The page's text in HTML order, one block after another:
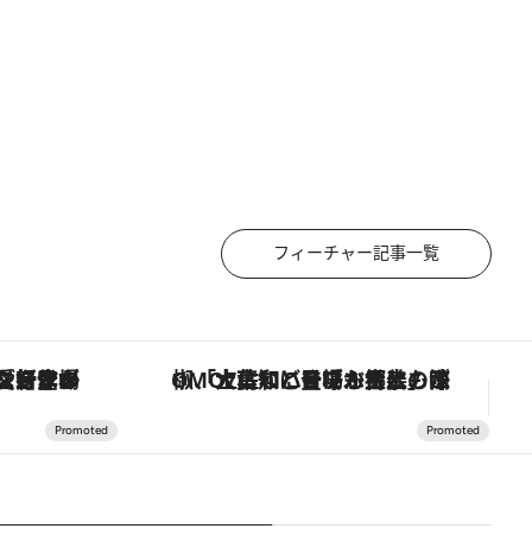
フィーチャー記事一覧
ヴァシュロン・コンスタンタン「オーヴァーシーズ・オートマティック」。旅愛好家のお気に入りコレクションから、ジェンダーレスな新作が登場 「土佐和ハーブかき氷」がOMO7高知に登場！生姜、山椒、大葉など目にも舌にも涼を呼ぶ郷土の味